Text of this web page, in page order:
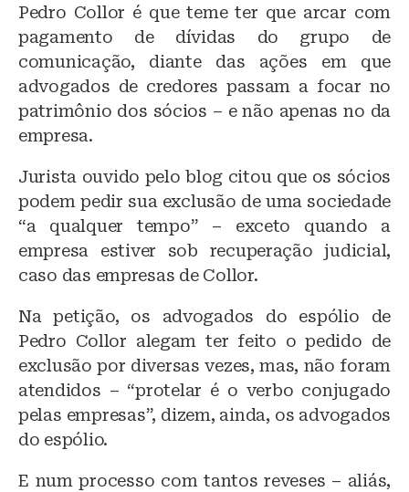
Pedro Collor é que teme ter que arcar com
pagamento de dívidas do grupo de
comunicação, diante das ações em que
advogados de credores passam a focar no
patrimônio dos sócios – e não apenas no da
empresa.
Jurista ouvido pelo blog citou que os sócios
podem pedir sua exclusão de uma sociedade
“a qualquer tempo” – exceto quando a
empresa estiver sob recuperação judicial,
caso das empresas de Collor.
Na petição, os advogados do espólio de
Pedro Collor alegam ter feito o pedido de
exclusão por diversas vezes, mas, não foram
atendidos – “protelar é o verbo conjugado
pelas empresas”, dizem, ainda, os advogados
do espólio.
E num processo com tantos reveses – aliás,